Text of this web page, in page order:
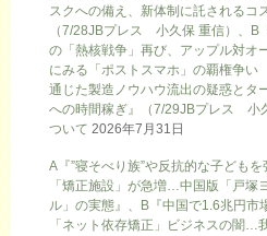
スクへの備え、新体制に託されるコ
（7/28JBプレス 小久保 重信）、B
の「熱核戦争」再び、アップル対オ
にみる「ポストスマホ」の覇権争
通じた製造ノウハウ流出の疑惑とタ
への時間稼ぎ』（7/29JBプレス 小
ついて 2026年7月31日
A『”寝そべり族”や反抗的な子ども
「矯正施設」が急増…中国版「戸塚
ル」の実態』、B『中国で1.6兆円市
「ネット依存矯正」ビジネスの闇…